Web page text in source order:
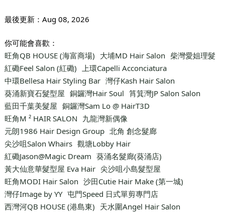
最後更新： Aug 08, 2026
你可能會喜歡：
旺角QB HOUSE (海富商場) 大埔MD Hair Salon 柴灣愛姐理髮
紅磡Feel Salon (紅磡)
上環Capelli Acconciatura
中環Bellesa Hair Styling Bar 灣仔Kash Hair Salon
葵涌新寶石髮型屋 銅鑼灣Hair Soul 筲箕灣JP Salon Salon
藍田千葉美髮屋 銅鑼灣Sam Lo @ HairT3D
旺角M ² HAIR SALON 九龍灣新偶像
元朗1986 Hair Design Group 北角 創念髮廊
尖沙咀Salon Whairs 觀塘Lobby Hair
紅磡Jason@Magic Dream 葵涌名髮廊(葵涌店)
黃大仙意華髮型屋 Eva Hair 尖沙咀小島髮型屋
旺角MODI Hair Salon 沙田Cutie Hair Make (第一城)
灣仔Image by YY 屯門Speed 日式單剪專門店
西灣河QB HOUSE (港島東) 天水圍Angel Hair Salon